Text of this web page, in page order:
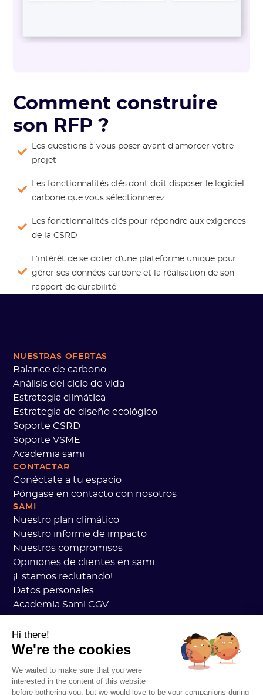
Comment construire
son RFP ?
Les questions à vous poser avant d’amorcer votre
projet
Les fonctionnalités clés dont doit disposer le logiciel
carbone que vous sélectionnerez
Les fonctionnalités clés pour répondre aux exigences
de la CSRD
L’intérêt de se doter d’une plateforme unique pour
gérer ses données carbone et la réalisation de son
rapport de durabilité
NUESTRAS OFERTAS
Balance de carbono
Análisis del ciclo de vida
Estrategia climática
Estrategia de diseño ecológico
Soporte CSRD
Soporte VSME
Academia sami
CONTACTAR
Conéctate a tu espacio
Póngase en contacto con nosotros
SAMI
Nuestro plan climático
Nuestro informe de impacto
Nuestros compromisos
Opiniones de clientes en sami
¡Estamos reclutando!
Datos personales
Academia Sami CGV
Estado de los servicios
Información legal
Plan general de carbono
Práctica de carbono abierto
Hi there!
We're the cookies
We waited to make sure that you were
interested in the content of this website
before bothering you, but we would love to be your companions during